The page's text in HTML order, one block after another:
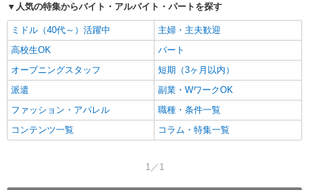
人気の特集からバイト・アルバイト・パートを探す
ミドル（40代～）活躍中
主婦・主夫歓迎
高校生OK
パート
オープニングスタッフ
短期（3ヶ月以内）
派遣
副業・WワークOK
ファッション・アパレル
職種・条件一覧
コンテンツ一覧
コラム・特集一覧
1／1